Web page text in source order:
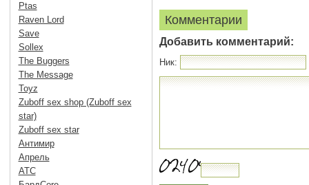
Комментарии
Добавить комментарий:
Ник:
Ptas
Raven Lord
Save
Sollex
The Buggers
The Message
Toyz
Zuboff sex shop (Zuboff sex
star)
Zuboff sex star
Антимир
Апрель
АТС